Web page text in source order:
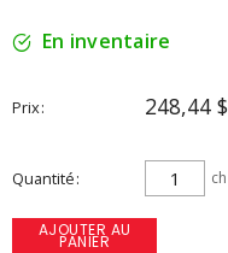
En inventaire
Prix 248,44 $
Quantité ch
AJOUTER AU
PANIER